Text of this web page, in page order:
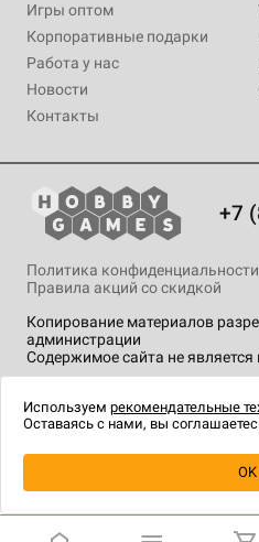
Купить
Игры оптом
Корпоративные подарки
Работа у нас
Новости
Контакты
+7
Копирование материалов
администрации
Содержимое сайта не является
Политика конфиденциальности
Правила акций со скидкой
технологии.
Используем рекомендательные
Оставаясь с нами, вы
OK